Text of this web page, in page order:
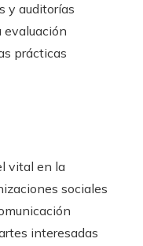
y auditorías
evaluación
prácticas
vital en la
sociales
interesadas